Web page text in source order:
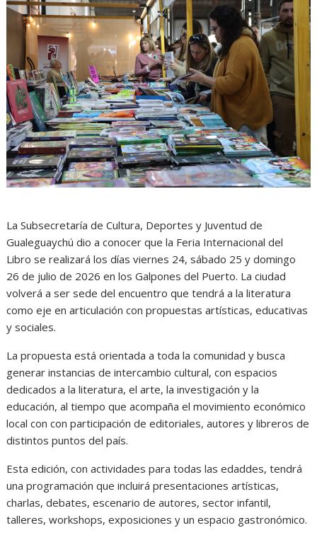
La Subsecretaría de Cultura, Deportes y Juventud de
Gualeguaychú dio a conocer que la Feria Internacional del
Libro se realizará los días viernes 24, sábado 25 y domingo
26 de julio de 2026 en los Galpones del Puerto. La ciudad
volverá a ser sede del encuentro que tendrá a la literatura
como eje en articulación con propuestas artísticas, educativas
y sociales.
La propuesta está orientada a toda la comunidad y busca
generar instancias de intercambio cultural, con espacios
dedicados a la literatura, el arte, la investigación y la
educación, al tiempo que acompaña el movimiento económico
local con con participación de editoriales, autores y libreros de
distintos puntos del país.
Esta edición, con actividades para todas las edaddes, tendrá
una programación que incluirá presentaciones artísticas,
charlas, debates, escenario de autores, sector infantil,
talleres, workshops, exposiciones y un espacio gastronómico.